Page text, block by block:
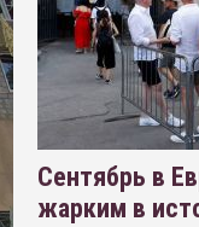
Сентябрь в
жарким в